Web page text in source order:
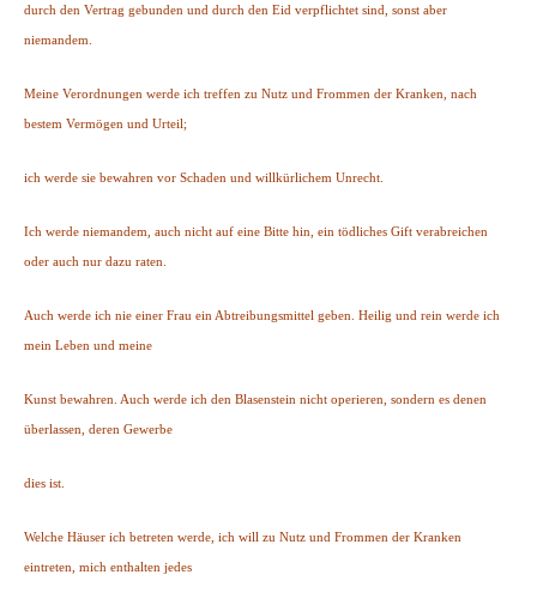
durch den Vertrag gebunden und durch den Eid verpflichtet sind, sonst aber
niemandem.
Meine Verordnungen werde ich treffen zu Nutz und Frommen der Kranken, nach
bestem Vermögen und Urteil;
ich werde sie bewahren vor Schaden und willkürlichem Unrecht.
Ich werde niemandem, auch nicht auf eine Bitte hin, ein tödliches Gift verabreichen
oder auch nur dazu raten.
Auch werde ich nie einer Frau ein Abtreibungsmittel geben. Heilig und rein werde ich
mein Leben und meine
Kunst bewahren. Auch werde ich den Blasenstein nicht operieren, sondern es denen
überlassen, deren Gewerbe
dies ist.
Welche Häuser ich betreten werde, ich will zu Nutz und Frommen der Kranken
eintreten, mich enthalten jedes